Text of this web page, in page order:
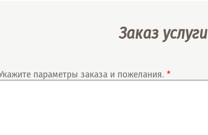
Заказ услуги
параметры заказа и пожелания. *